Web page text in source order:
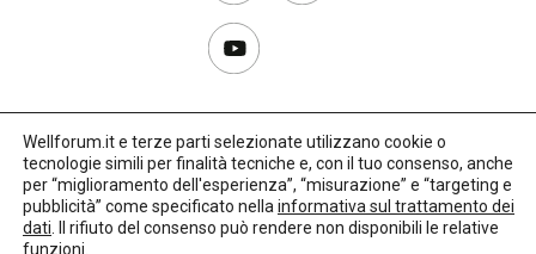
Copyright 2017–2026
Privacy Policy
Wellforum.it e terze parti selezionate utilizzano cookie o
tecnologie simili per finalità tecniche e, con il tuo consenso, anche
per “miglioramento dell'esperienza”, “misurazione” e “targeting e
pubblicità” come specificato nella informativa sul trattamento dei
dati . Il rifiuto del consenso può rendere non disponibili le relative
funzioni.